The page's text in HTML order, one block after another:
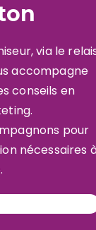
via le
accompagne
conseils en
pour
nécessaires